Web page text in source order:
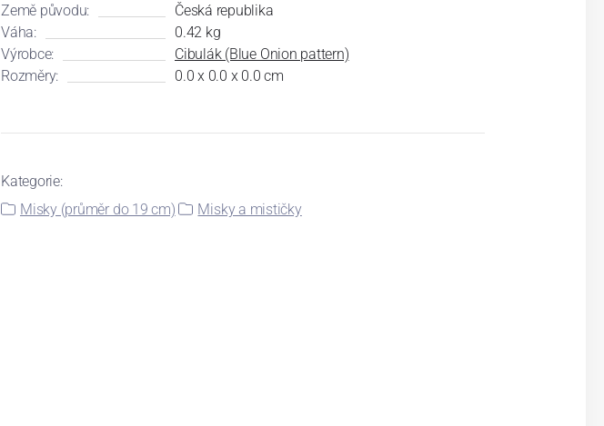
Země původu:
Česká republika
Váha:
0.42 kg
Výrobce:
Cibulák (Blue Onion pattern)
Rozměry:
0.0 x 0.0 x 0.0 cm
Kategorie:
Misky (průměr do 19 cm)
Misky a mističky